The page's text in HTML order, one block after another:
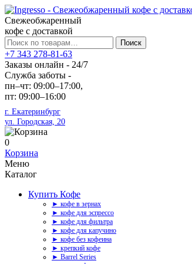
Свежеобжаренный
кофе с доставкой
Искать:
Поиск
+7 343 278-81-63
Заказы онлайн - 24/7
Служба заботы -
пн–чт: 09:00–17:00,
пт: 09:00–16:00
г. Екатеринбург
ул. Городская, 20
0
Корзина
Меню
Каталог
Купить Кофе
► кофе в зернах
► кофе для эспрессо
► кофе для фильтра
► кофе для капучино
► кофе без кофеина
► крепкий кофе
► Barrel Series